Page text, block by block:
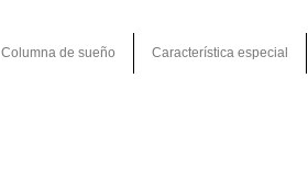
Columna de sueño Característica especial